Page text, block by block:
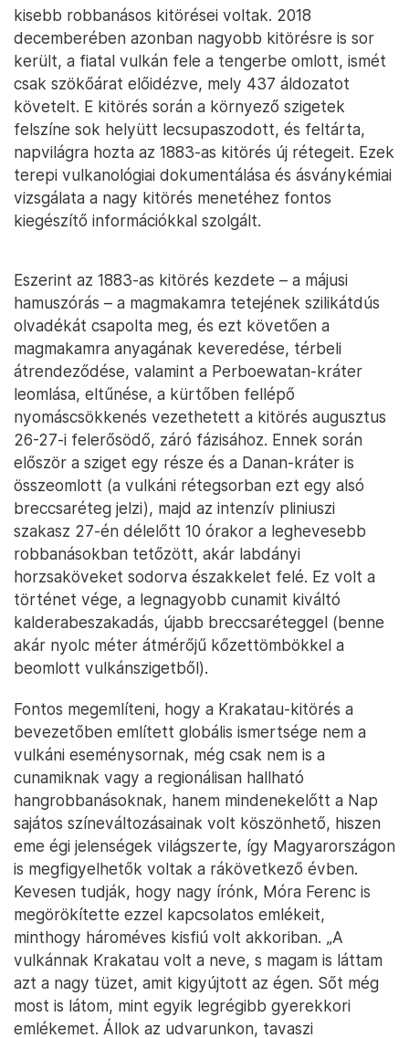
kisebb robbanásos kitörései voltak. 2018
decemberében azonban nagyobb kitörésre is sor
került, a fiatal vulkán fele a tengerbe omlott, ismét
csak szökőárat előidézve, mely 437 áldozatot
követelt. E kitörés során a környező szigetek
felszíne sok helyütt lecsupaszodott, és feltárta,
napvilágra hozta az 1883-as kitörés új rétegeit. Ezek
terepi vulkanológiai dokumentálása és ásványkémiai
vizsgálata a nagy kitörés menetéhez fontos
kiegészítő információkkal szolgált.
Eszerint az 1883-as kitörés kezdete – a májusi
hamuszórás – a magmakamra tetejének szilikátdús
olvadékát csapolta meg, és ezt követően a
magmakamra anyagának keveredése, térbeli
átrendeződése, valamint a Perboewatan-kráter
leomlása, eltűnése, a kürtőben fellépő
nyomáscsökkenés vezethetett a kitörés augusztus
26-27-i felerősödő, záró fázisához. Ennek során
először a sziget egy része és a Danan-kráter is
összeomlott (a vulkáni rétegsorban ezt egy alsó
breccsaréteg jelzi), majd az intenzív pliniuszi
szakasz 27-én délelőtt 10 órakor a leghevesebb
robbanásokban tetőzött, akár labdányi
horzsaköveket sodorva északkelet felé. Ez volt a
történet vége, a legnagyobb cunamit kiváltó
kalderabeszakadás, újabb breccsaréteggel (benne
akár nyolc méter átmérőjű kőzettömbökkel a
beomlott vulkánszigetből).
Fontos megemlíteni, hogy a Krakatau-kitörés a
bevezetőben említett globális ismertsége nem a
vulkáni eseménysornak, még csak nem is a
cunamiknak vagy a regionálisan hallható
hangrobbanásoknak, hanem mindenekelőtt a Nap
sajátos színeváltozásainak volt köszönhető, hiszen
eme égi jelenségek világszerte, így Magyarországon
is megfigyelhetők voltak a rákövetkező évben.
Kevesen tudják, hogy nagy írónk, Móra Ferenc is
megörökítette ezzel kapcsolatos emlékeit,
minthogy hároméves kisfiú volt akkoriban. „A
vulkánnak Krakatau volt a neve, s magam is láttam
azt a nagy tüzet, amit kigyújtott az égen. Sőt még
most is látom, mint egyik legrégibb gyerekkori
emlékemet. Állok az udvarunkon, tavaszi